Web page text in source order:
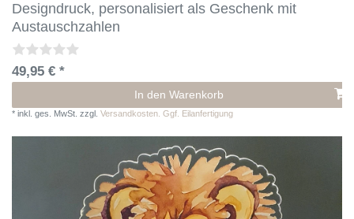
Designdruck, personalisiert als Geschenk mit
Austauschzahlen
49,95 € *
In den Warenkorb
* inkl. ges. MwSt. zzgl. Versandkosten. Ggf. Eilanfertigung